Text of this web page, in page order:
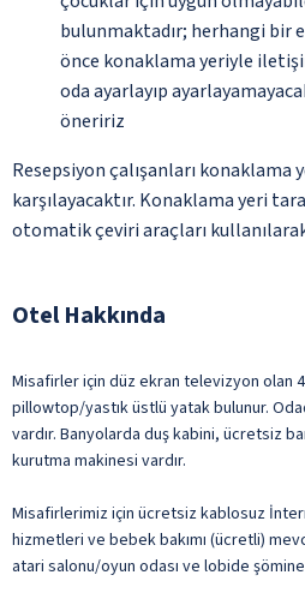
bulunmaktadır; herhangi bir
önce konaklama yeriyle
oda ayarlayıp
öneririz
Resepsiyon çalışanları konaklama
karşılayacaktır. Konaklama yeri
otomatik çeviri araçları
Otel Hakkında
Misafirler için düz ekran televizyon olan
pillowtop/yastık üstlü yatak bulunur.
vardır. Banyolarda duş kabini, ücretsiz
kurutma makinesi vardır.
Misafirlerimiz için ücretsiz kablosuz
hizmetleri ve bebek bakımı (ücretli)
atari salonu/oyun odası ve lobide